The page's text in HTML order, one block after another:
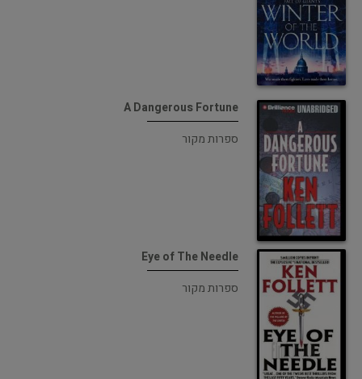
A Dangerous Fortune
ספרות מקור
Eye of The Needle
ספרות מקור